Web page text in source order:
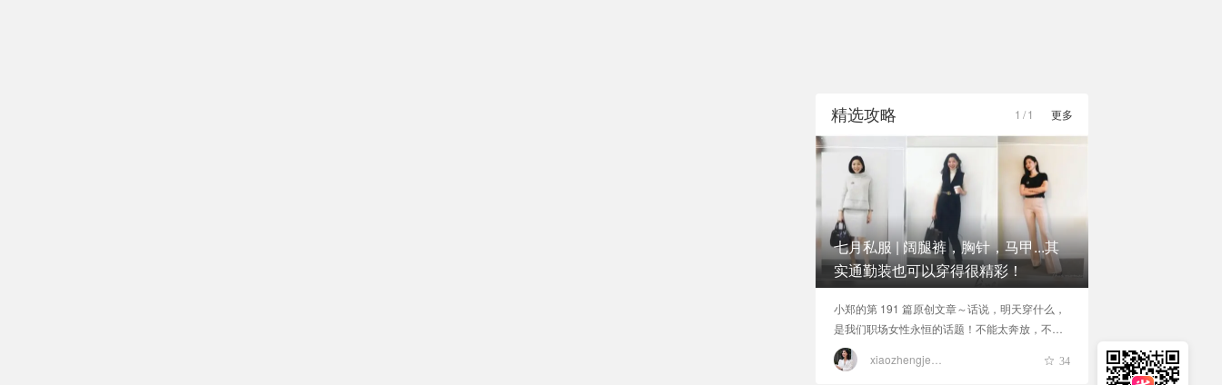
1 /1 更多
精选攻略
七月私服 | 阔腿裤，胸针，马甲...其
实通勤装也可以穿得很精彩！
小郑的第 191 篇原创文章～话说，明天穿什么，
是我们职场女性永恒的话题！不能太奔放，不能
太老气，不能品质差，不能价格高，还不能和人
家撞衫！今天就来写写7月我买了啥、穿了啥。看
34